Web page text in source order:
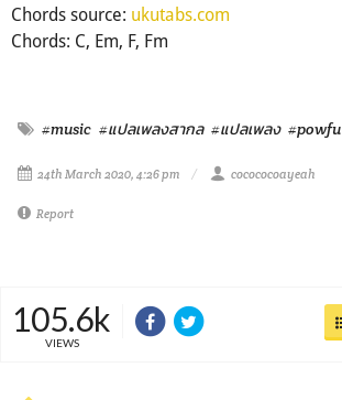
Chords source: ukutabs.com
Chords: C, Em, F, Fm
#music #แปลเพลงสากล #แปลเพลง #powfu
24th March 2020, 4:26 pm cocococoayeah
Report
105.6k
VIEWS